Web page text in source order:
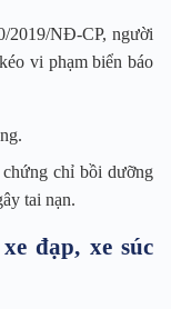
2019/NĐ-CP, người
vi phạm biển báo
chỉ bồi dưỡng
tai nạn.
đạp, xe súc